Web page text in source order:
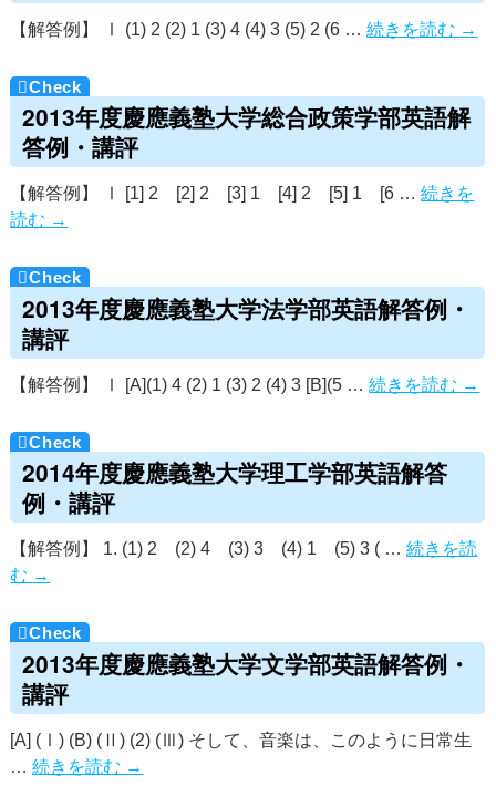
【解答例】 Ⅰ (1) 2 (2) 1 (3) 4 (4) 3 (5) 2 (6 …続きを読む →
2013年度慶應義塾大学総合政策学部英語解
答例・講評
【解答例】 Ⅰ [1] 2 [2] 2 [3] 1 [4] 2 [5] 1 [6 …続きを
読む →
2013年度慶應義塾大学法学部英語解答例・
講評
【解答例】 Ⅰ [A](1) 4 (2) 1 (3) 2 (4) 3 [B](5 …続きを読む →
2014年度慶應義塾大学理工学部英語解答
例・講評
【解答例】 1. (1) 2 (2) 4 (3) 3 (4) 1 (5) 3 ( …続きを読
む →
2013年度慶應義塾大学文学部英語解答例・
講評
[A] (Ⅰ) (B) (Ⅱ) (2) (Ⅲ) そして、音楽は、このように日常生
…続きを読む →